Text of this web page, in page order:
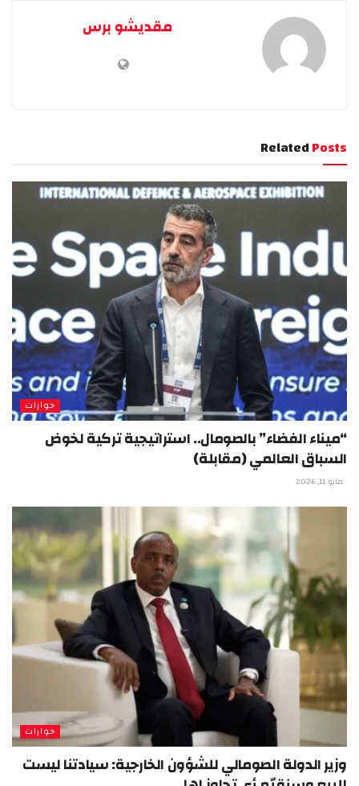
مقديشو برس
RelatedPosts
حوارات
“ميناء الفضاء” بالصومال.. استراتيجية تركية لخوض
السباق العالمي (مقابلة)
مايو 11, 2026
حوارات
وزير الدولة الصومالي للشؤون الخارجية: سيادتنا ليست